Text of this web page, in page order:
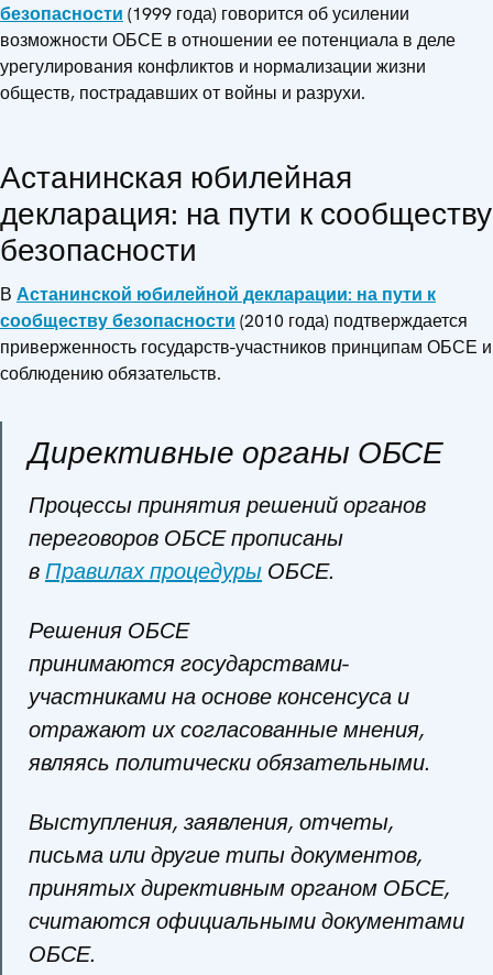
безопасности (1999 года) говорится об усилении
возможности ОБСЕ в отношении ее потенциала в деле
урегулирования конфликтов и нормализации жизни
обществ, пострадавших от войны и разрухи.
Астанинская юбилейная
декларация: на пути к сообществу
безопасности
В Астанинской юбилейной декларации: на пути к
сообществу безопасности (2010 года) подтверждается
приверженность государств-участников принципам ОБСЕ и
соблюдению обязательств.
Директивные органы ОБСЕ
Процессы принятия решений органов
переговоров ОБСЕ прописаны
вПравилах процедуры ОБСЕ.
Решения ОБСЕ
принимаются государствами-
участниками на основе консенсуса и
отражают их согласованные мнения,
являясь политически обязательными.
Выступления, заявления, отчеты,
письма или другие типы документов,
принятых директивным органом ОБСЕ,
считаются официальными документами
ОБСЕ.